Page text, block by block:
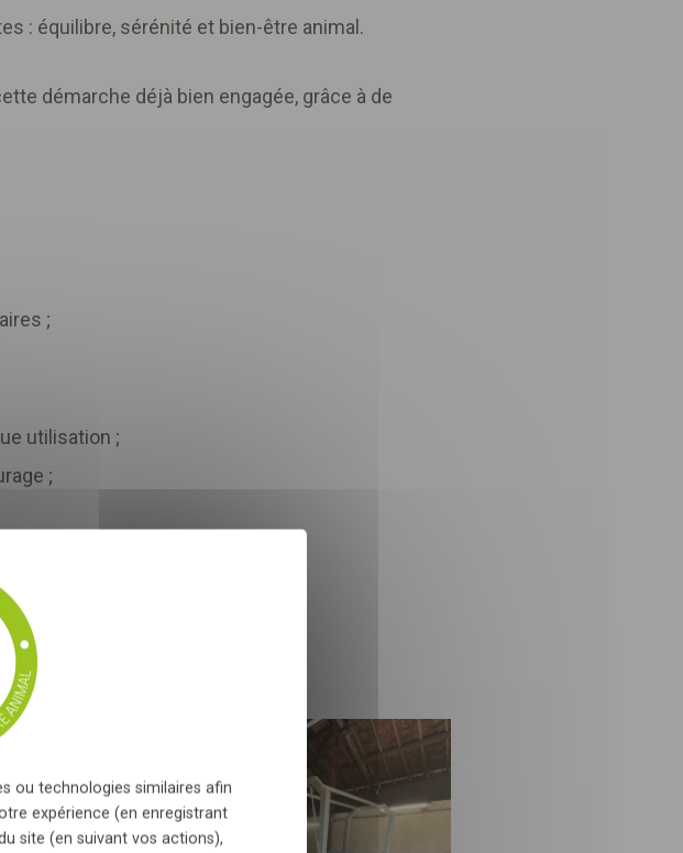
: équilibre, sérénité et bien-être animal.
démarche déjà bien engagée, grâce à de
;
utilisation ;
;
voisin ;
soient exploitées dans le cadre de la
TÉLÉCHARGER
ou technologies similaires afin
expérience (en enregistrant
site (en suivant vos actions),